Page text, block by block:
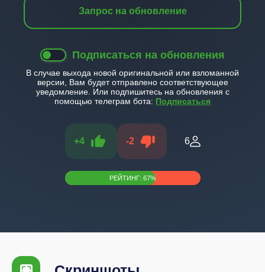
Запрос на обновление
Подписаться на обновления
В случае выхода новой оригинальной или взломанной
версии, Вам будет отправлено соответствующее
уведомление. Или подпишитесь на обновления с
помощью телеграм бота: Подписаться
+4 -2 6
РЕЙТИНГ: 67%